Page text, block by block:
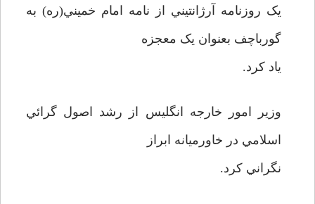
يک روزنامه آرژانتيني از نامه امام خميني(ره) به
گورباچف بعنوان يک معجزه
ياد کرد.
وزير امور خارجه انگليس از رشد اصول گرائي
اسلامي در خاورميانه ابراز
نگراني کرد.